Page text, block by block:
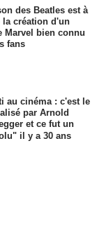
des Beatles est à
la création d'un
Marvel bien connu
fans
au cinéma : c'est le
par Arnold
et ce fut un
il y a 30 ans